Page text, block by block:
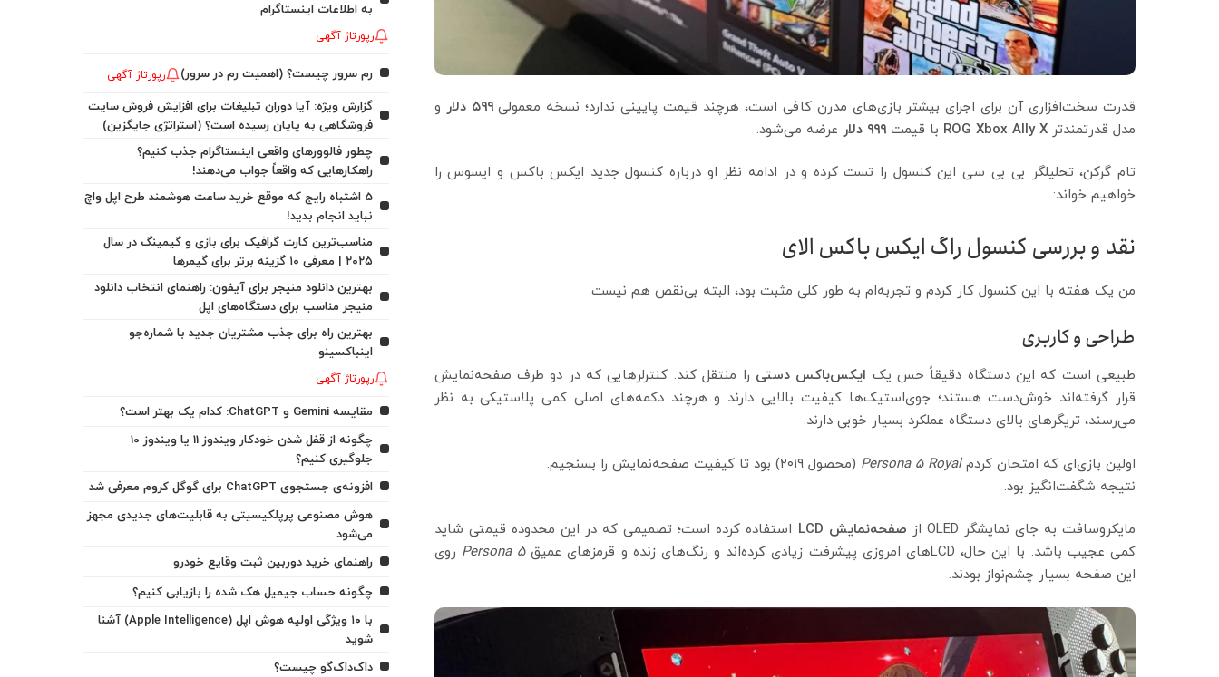
قدرت سخت‌افزاری آن برای اجرای بیشتر بازی‌های مدرن کافی است، هرچند قیمت پایینی ندارد؛ نسخه معمولی۵۹۹ دلار
و
مدل قدرتمندتر ROG Xbox Ally X با قیمت ۹۹۹ دلار عرضه می‌شود.
تام گرکن، تحلیلگر بی بی سی این کنسول را تست کرده و در ادامه نظر او درباره کنسول جدید ایکس باکس و ایسوس را
خواهیم خواند:
نقد و بررسی کنسول راگ ایکس باکس الای
من یک هفته با این کنسول کار کردم و تجربه‌ام به طور کلی مثبت بود، البته بی‌نقص هم نیست.
طراحی و کاربری
طبیعی است که این دستگاه دقیقاً حس یک ایکس‌باکس دستی را منتقل کند. کنترلرهایی که در دو طرف صفحه‌نمایش
قرار گرفته‌اند خوش‌دست هستند؛ جوی‌استیک‌ها کیفیت بالایی دارند و هرچند دکمه‌های اصلی کمی پلاستیکی به نظر
می‌رسند، تریگرهای بالای دستگاه عملکرد بسیار خوبی دارند.
اولین بازی‌ای که امتحان کردمPersona 5 Royal (محصول ۲۰۱۹) بود تا کیفیت صفحه‌نمایش را بسنجیم.
نتیجه شگفت‌انگیز بود.
مایکروسافت به جای نمایشگر OLED از صفحه‌نمایش LCD
استفاده کرده است؛ تصمیمی که در این محدوده قیمتی شاید
کمی عجیب باشد. با این حال، LCDهای امروزی پیشرفت زیادی کرده‌اند و رنگ‌های زنده و قرمزهای عمیق
Persona 5 روی
این صفحه بسیار چشم‌نواز بودند.
به اطلاعات اینستاگرام
رپورتاژ آگهی
رم سرور چیست؟ (اهمیت رم در سرور) رپورتاژ آگهی
گزارش ویژه: آیا دوران تبلیغات برای افزایش فروش سایت
فروشگاهی به پایان رسیده است؟ (استراتژی جایگزین)
چطور فالوورهای واقعی اینستاگرام جذب کنیم؟
راهکارهایی که واقعاً جواب می‌دهند!
5 اشتباه رایج که موقع خرید ساعت هوشمند طرح اپل واچ
نباید انجام بدید!
مناسب‌ترین کارت گرافیک برای بازی و گیمینگ در سال
۲۰۲۵ | معرفی ۱۰ گزینه برتر برای گیمرها
بهترین دانلود منیجر برای آیفون: راهنمای انتخاب دانلود
منیجر مناسب برای دستگاه‌های اپل
بهترین راه برای جذب مشتریان جدید با شماره‌جو
اینباکسینو
رپورتاژ آگهی
مقایسه Gemini و ChatGPT: کدام یک بهتر است؟
چگونه از قفل شدن خودکار ویندوز 11 یا ویندوز 10
جلوگیری کنیم؟
افزونه‌ی جستجوی ChatGPT برای گوگل کروم معرفی شد
هوش مصنوعی پرپلکیسیتی به قابلیت‌های جدیدی مجهز
می‌شود
راهنمای خرید دوربین ثبت وقایع خودرو
چگونه حساب جیمیل هک شده را بازیابی کنیم؟
با ۱۰ ویژگی اولیه هوش اپل (Apple Intelligence) آشنا
شوید
داک‌داک‌گو چیست؟